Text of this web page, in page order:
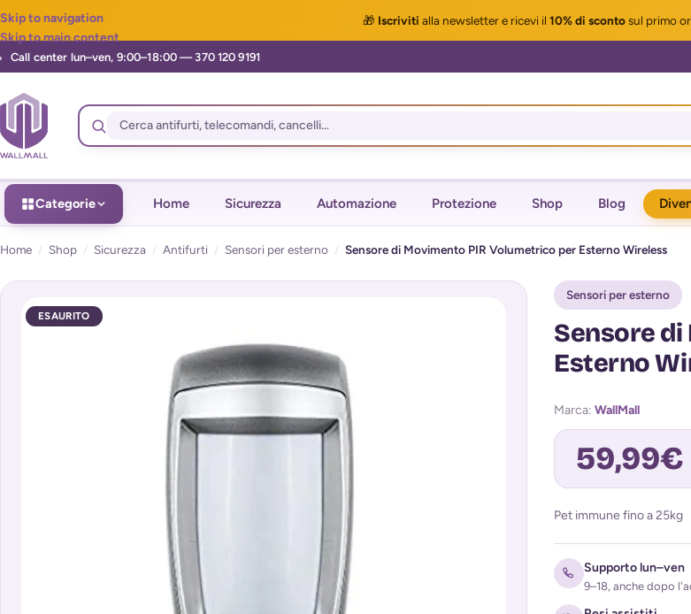
🎁 Iscriviti alla newslettere ricevi il 10% di scontosul primo
Skip to navigation
Skip to main content
Categorie Home Sicurezza Automazione Protezione Shop Blog
Home / Shop / Sicurezza / Antifurti / Sensori per esterno / Sensore di Movimento PIR Volumetrico per Esterno Wireless
ESAURITO
Sensori per esterno
Sensore
Esterno
Marca: WallMall
59,99€
Pet immune fino a 25kg
Supporto lun–ven
9–18, anche dopo